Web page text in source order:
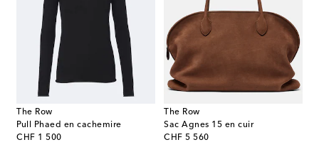
The Row
Pull Phaed en cachemire
CHF 1 500
original price
The Row
Sac Agnes 15 en cuir
CHF 5 560
original price